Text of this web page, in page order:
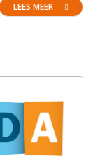
LEES MEER